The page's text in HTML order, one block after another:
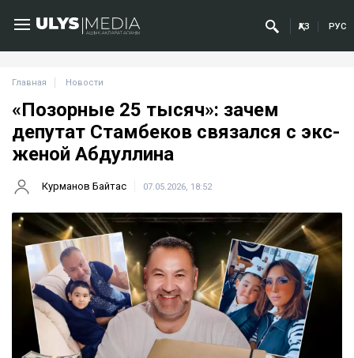
ҚАЗ РУС
Главная Новости
«Позорные 25 тысяч»: зачем
депутат Стамбеков связался с экс-
женой Абдуллина
Курманов Байтас 07.05.2026, 18:52